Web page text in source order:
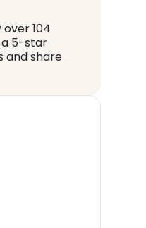
104
a 5-star
and share